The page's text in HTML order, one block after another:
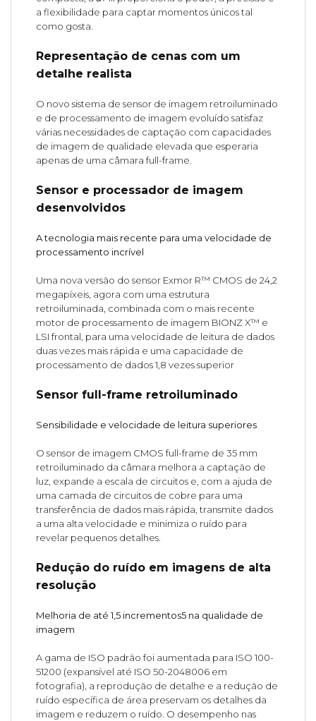
a flexibilidade para captar momentos únicos tal
como gosta.
Representação de cenas com um
detalhe realista
O novo sistema de sensor de imagem retroiluminado
e de processamento de imagem evoluído satisfaz
várias necessidades de captação com capacidades
de imagem de qualidade elevada que esperaria
apenas de uma câmara full-frame.
Sensor e processador de imagem
desenvolvidos
A tecnologia mais recente para uma velocidade de
processamento incrível
Uma nova versão do sensor Exmor R™ CMOS de 24,2
megapíxeis, agora com uma estrutura
retroiluminada, combinada com o mais recente
motor de processamento de imagem BIONZ X™ e
LSI frontal, para uma velocidade de leitura de dados
duas vezes mais rápida e uma capacidade de
processamento de dados 1,8 vezes superior
Sensor full-frame retroiluminado
Sensibilidade e velocidade de leitura superiores
O sensor de imagem CMOS full-frame de 35 mm
retroiluminado da câmara melhora a captação de
luz, expande a escala de circuitos e, com a ajuda de
uma camada de circuitos de cobre para uma
transferência de dados mais rápida, transmite dados
a uma alta velocidade e minimiza o ruído para
revelar pequenos detalhes.
Redução do ruído em imagens de alta
resolução
Melhoria de até 1,5 incrementos5 na qualidade de
imagem
A gama de ISO padrão foi aumentada para ISO 100-
51200 (expansível até ISO 50-2048006 em
fotografia), a reprodução de detalhe e a redução de
ruído específica de área preservam os detalhes da
imagem e reduzem o ruído. O desempenho nas